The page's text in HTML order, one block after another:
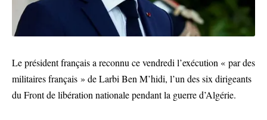
Le président français a reconnu ce vendredi l’exécution « par des
militaires français » de Larbi Ben M’hidi, l’un des six dirigeants
du Front de libération nationale pendant la guerre d’Algérie.